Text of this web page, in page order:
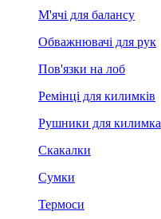
М'ячі для балансу
Обважнювачі для рук
Пов'язки на лоб
Ремінці для килимків
Рушники для килимка
Скакалки
Сумки
Термоси